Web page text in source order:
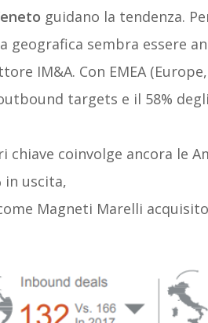
guidano la tendenza.
geografica sembra essere
IM&A. Con EMEA
targets e il 58%
coinvolge ancora le
in uscita,
Magneti Marelli